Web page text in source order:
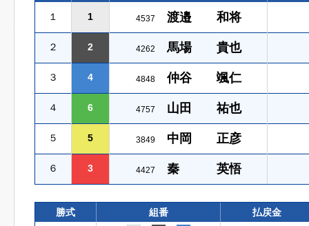
１ 1 4537 渡邉 和将
２ 2 4262 馬場 貴也
３ 4 4848 仲谷 颯仁
４ 6 4757 山田 祐也
５ 5 3849 中岡 正彦
６ 3 4427 秦 英悟
勝式 組番 払戻金